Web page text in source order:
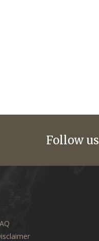
Follow us